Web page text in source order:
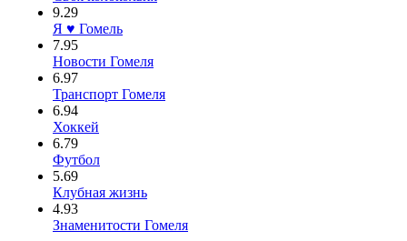
9.29
Я ♥ Гомель
7.95
Новости Гомеля
6.97
Транспорт Гомеля
6.94
Хоккей
6.79
Футбол
5.69
Клубная жизнь
4.93
Знаменитости Гомеля